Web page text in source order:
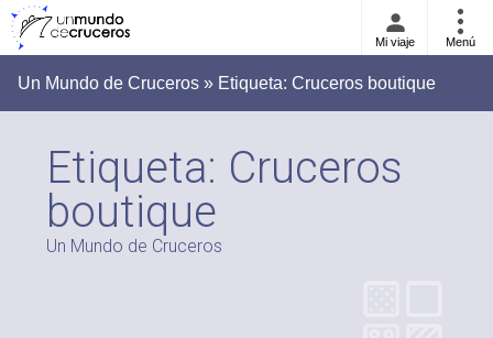
Mi viaje Menú
Un Mundo de Cruceros » Etiqueta: Cruceros boutique
Etiqueta: Cruceros
boutique
Un Mundo de Cruceros